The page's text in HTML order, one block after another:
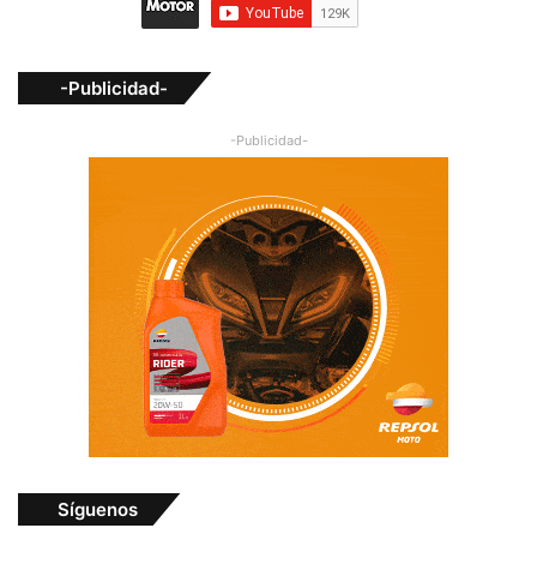
-Publicidad-
-Publicidad-
Síguenos